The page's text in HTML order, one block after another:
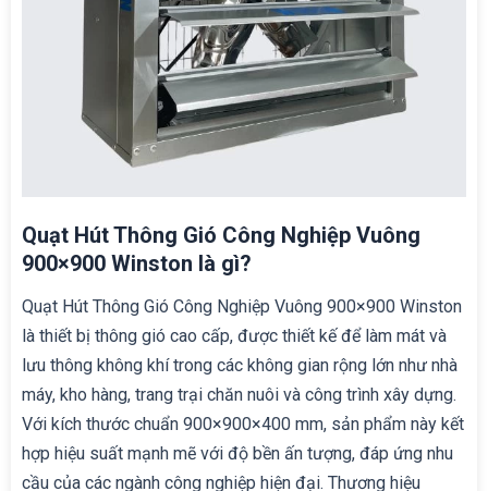
Quạt Hút Thông Gió Công Nghiệp Vuông
900×900 Winston là gì?
Quạt Hút Thông Gió Công Nghiệp Vuông 900×900 Winston
là thiết bị thông gió cao cấp, được thiết kế để làm mát và
lưu thông không khí trong các không gian rộng lớn như nhà
máy, kho hàng, trang trại chăn nuôi và công trình xây dựng.
Với kích thước chuẩn 900×900×400 mm, sản phẩm này kết
hợp hiệu suất mạnh mẽ với độ bền ấn tượng, đáp ứng nhu
cầu của các ngành công nghiệp hiện đại. Thương hiệu